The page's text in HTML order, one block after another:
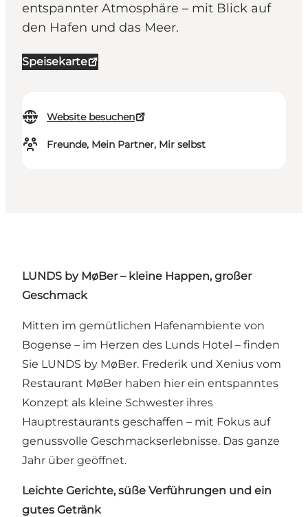
entspannter Atmosphäre – mit Blick auf
den Hafen und das Meer.
Speisekarte
Website besuchen
Freunde, Mein Partner, Mir selbst
LUNDS by MøBer – kleine Happen, großer
Geschmack
Mitten im gemütlichen Hafenambiente von
Bogense – im Herzen des Lunds Hotel – finden
Sie LUNDS by MøBer. Frederik und Xenius vom
Restaurant MøBer haben hier ein entspanntes
Konzept als kleine Schwester ihres
Hauptrestaurants geschaffen – mit Fokus auf
genussvolle Geschmackserlebnisse. Das ganze
Jahr über geöffnet.
Leichte Gerichte, süße Verführungen und ein
gutes Getränk